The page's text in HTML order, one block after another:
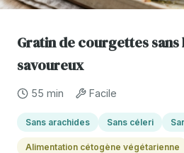
Gratin de courgettes
savoureux
55 min Facile
Sans arachides Sans céleri
Alimentation cétogène végétarienne